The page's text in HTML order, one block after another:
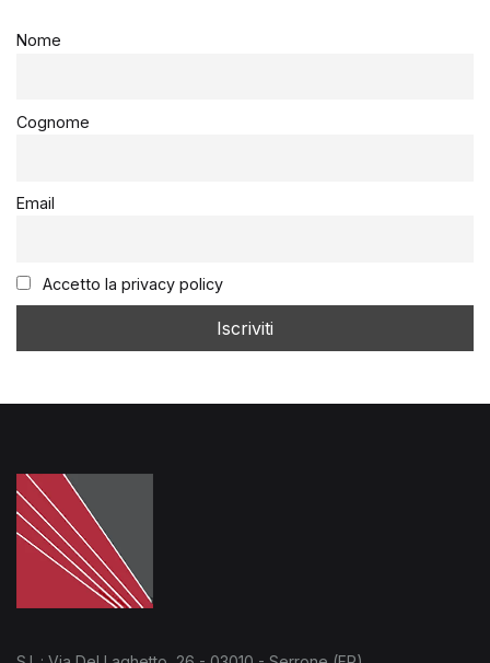
Nome
Cognome
Email
Accetto la privacy policy